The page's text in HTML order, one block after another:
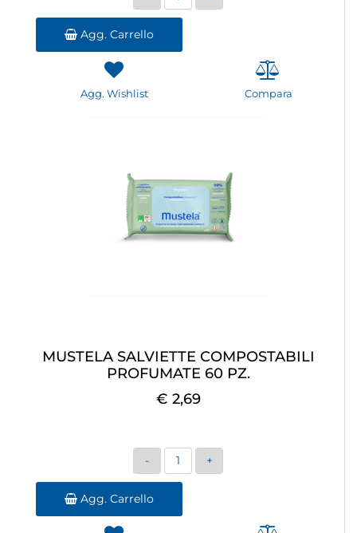
Agg. Carrello
Agg. Wishlist Compara
MUSTELA SALVIETTE COMPOSTABILI
PROFUMATE 60 PZ.
€ 2,69
Quantità
Agg. Carrello